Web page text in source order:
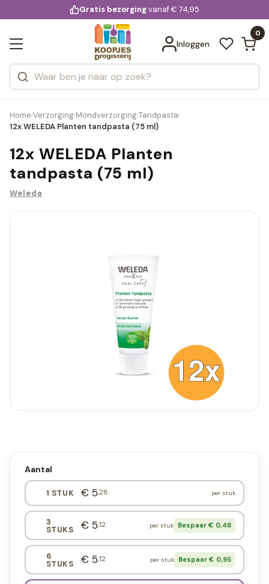
voor 20:00 uur besteld
Gratis bezorgingvanaf € 74,95
Inloggen
0
Zoeken
Categorieën
Merken
Bekijk alle resultaten
Home›Verzorging›Mondverzorging›Tandpasta›
12x WELEDA Planten tandpasta (75 ml)
12x WELEDA Planten
tandpasta (75 ml)
Weleda
Aantal
1 STUK € 5,28 per stuk
3
STUKS € 5,12 per stuk Bespaar € 0,48
6
STUKS € 5,12 per stuk Bespaar € 0,95